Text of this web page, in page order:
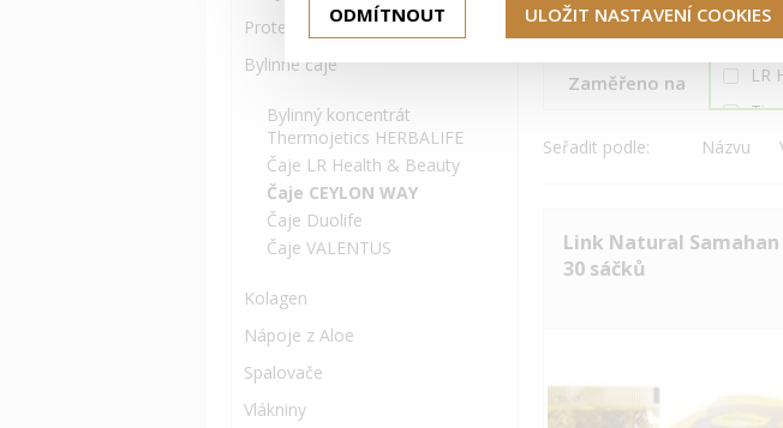
Proteinové doplňky
Bylinné čaje
Bylinný koncentrát
Thermojetics HERBALIFE
Čaje LR Health & Beauty
Čaje CEYLON WAY
Čaje Duolife
Čaje VALENTUS
Kolagen
Nápoje z Aloe
Spalovače
Vlákniny
Obsahuje
Zaměřeno na
LR
Seřadit podle: Názvu
Link Natural Samahan
30 sáčků
ODMÍTNOUT ULOŽIT NASTAVENÍ COOKIES